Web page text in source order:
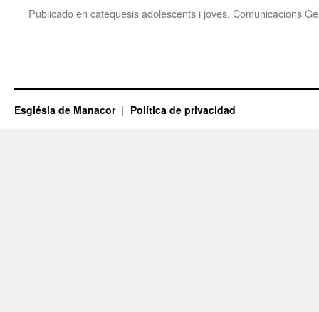
Publicado en catequesis adolescents i joves, Comunicacions
Església de Manacor Política de privacidad